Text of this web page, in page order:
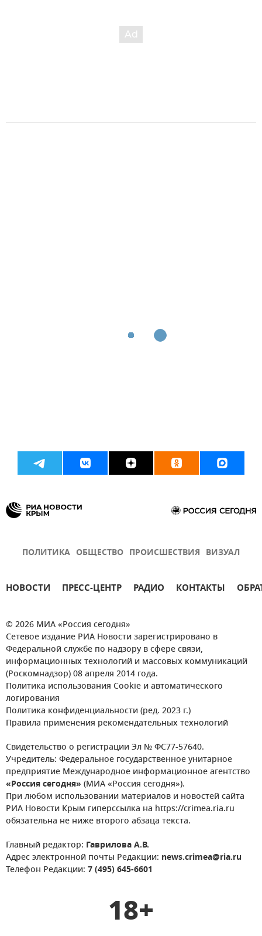
ПОЛИТИКА ОБЩЕСТВО ПРОИСШЕСТВИЯ ВИЗУАЛ
НОВОСТИ ПРЕСС-ЦЕНТР РАДИО КОНТАКТЫ
© 2026 МИА «Россия сегодня»
Сетевое издание РИА Новости зарегистрировано в
Федеральной службе по надзору в сфере связи,
информационных технологий и массовых коммуникаций
(Роскомнадзор) 08 апреля 2014 года.
Политика использования Cookie и автоматического
логирования
Политика конфиденциальности (ред. 2023 г.)
Правила применения рекомендательных технологий
Свидетельство о регистрации Эл № ФС77-57640.
Учредитель: Федеральное государственное унитарное
предприятие Международное информационное агентство
«Россия сегодня» (МИА «Россия сегодня»).
При любом использовании материалов и новостей сайта
РИА Новости Крым гиперссылка на https://crimea.ria.ru
обязательна не ниже второго абзаца текста.
Главный редактор: Гаврилова А.В.
Адрес электронной почты Редакции: news.crimea@ria.ru
Телефон Редакции: 7 (495) 645-6601
18+